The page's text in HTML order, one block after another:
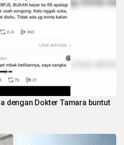
dengan Dokter Tamara buntut